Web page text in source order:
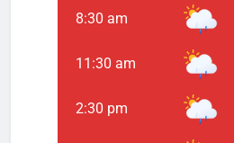
8:30 am
11:30 am
2:30 pm